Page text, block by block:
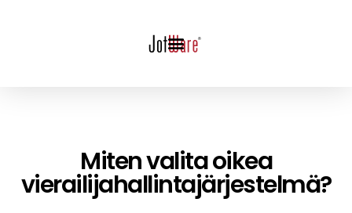
Miten valita oikea
vierailijahallintajärjestelmä?